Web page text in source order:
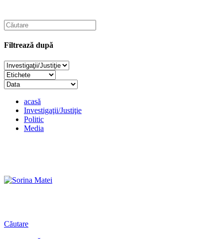
Filtrează după
acasă
Investigaţii/Justiţie
Politic
Media
Căutare